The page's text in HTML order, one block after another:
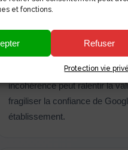
et fonctions.
Refuser
Protection vie
Créer une fiche avec
informations
Nom d’entreprise, adresse,
web et horaires doivent être
incohérence peut ralentir la
fragiliser la confiance de
établissement.